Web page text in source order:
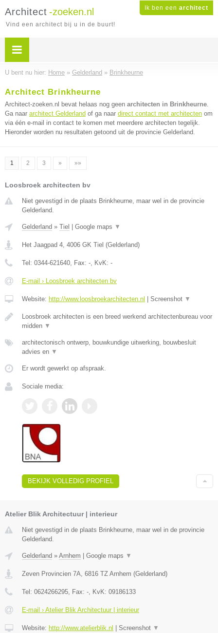
Ik ben een architect
Architect -zoeken.nl
Vind een architect bij u in de buurt!
U bent nu hier: Home » Gelderland » Brinkheurne
Architect Brinkheurne
Architect-zoeken.nl bevat helaas nog geen architecten in Brinkheurne.
Ga naar architect Gelderland of ga naar direct contact met architecten om
via één e-mail in contact te komen met meerdere architecten tegelijk.
Hieronder worden nu resultaten getoond uit de provincie Gelderland.
1 2 3 » »»
Loosbroek architecten bv
Niet gevestigd in de plaats Brinkheurne, maar wel in de provincie
Gelderland.
Gelderland » Tiel Google maps ▼
Het Jaagpad 4, 4006 GK Tiel (Gelderland)
Tel: 0344-621640, Fax: -, KvK: -
E-mail › Loosbroek architecten bv
Website: http://www.loosbroekarchitecten.nl Screenshot ▼
Loosbroek architecten is een breed werkend architectenbureau voor
midden ▼
architectonisch ontwerp, bouwkundige uitwerking, bouwbesluit
advies en ▼
Er wordt gewerkt op afspraak.
Sociale media:
BEKIJK VOLLEDIG PROFIEL
Atelier Blik Architectuur | interieur
Niet gevestigd in de plaats Brinkheurne, maar wel in de provincie
Gelderland.
Gelderland » Arnhem Google maps ▼
Zeven Provincien 7A, 6816 TZ Arnhem (Gelderland)
Tel: 0624266295, Fax: -, KvK: 09186133
E-mail › Atelier Blik Architectuur | interieur
Website: http://www.atelierblik.nl Screenshot ▼